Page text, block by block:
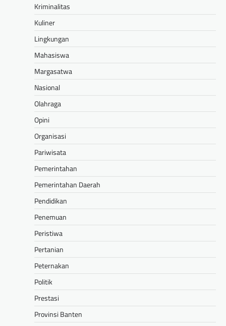
Kriminalitas
Kuliner
Lingkungan
Mahasiswa
Margasatwa
Nasional
Olahraga
Opini
Organisasi
Pariwisata
Pemerintahan
Pemerintahan Daerah
Pendidikan
Penemuan
Peristiwa
Pertanian
Peternakan
Politik
Prestasi
Provinsi Banten